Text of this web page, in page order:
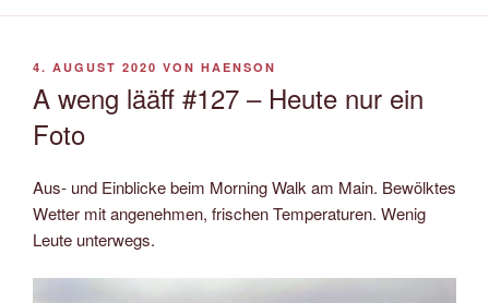
VERÖFFENTLICHT
4. AUGUST 2020 VON HAENSON
A weng lääff #127 – Heute nur ein
Foto
Aus- und Einblicke beim Morning Walk am Main. Bewölktes
Wetter mit angenehmen, frischen Temperaturen. Wenig
Leute unterwegs.